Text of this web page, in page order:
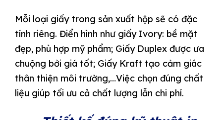
Mỗi loại giấy trong sản xuất hộp sẽ có đặc
tính riêng. Điển hình như giấy Ivory: bề mặt
đẹp, phù hợp mỹ phẩm; Giấy Duplex được ưa
chuộng bởi giá tốt; Giấy Kraft tạo cảm giác
thân thiện môi trường,…Việc chọn đúng chất
liệu giúp tối ưu cả chất lượng lẫn chi phí.